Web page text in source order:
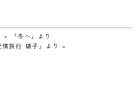
«
「冬へ」より
情旅⾏ 陽⼦」より
»